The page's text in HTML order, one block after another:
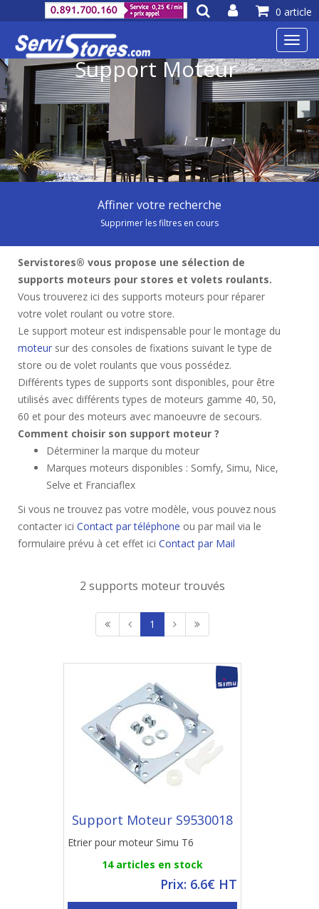
0 article
Support Moteur
Affiner votre recherche
Supprimer les filtres en cours
Servistores® vous propose une sélection de
supports moteurs pour stores et volets roulants.
Vous trouverez ici des supports moteurs pour réparer
votre volet roulant ou votre store.
Le support moteur est indispensable pour le montage du
moteur sur des consoles de fixations suivant le type de
store ou de volet roulants que vous possédez.
Différents types de supports sont disponibles, pour être
utilisés avec différents types de moteurs gamme 40, 50,
60 et pour des moteurs avec manoeuvre de secours.
Comment choisir son support moteur ?
Déterminer la marque du moteur
Marques moteurs disponibles : Somfy, Simu, Nice,
Selve et Franciaflex
Si vous ne trouvez pas votre modèle, vous pouvez nous
contacter ici Contact par téléphone ou par mail via le
formulaire prévu à cet effet ici Contact par Mail
2 supports moteur trouvés
1
Support Moteur S9530018
Etrier pour moteur Simu T6
14 articles en stock
Prix: 6.6€ HT